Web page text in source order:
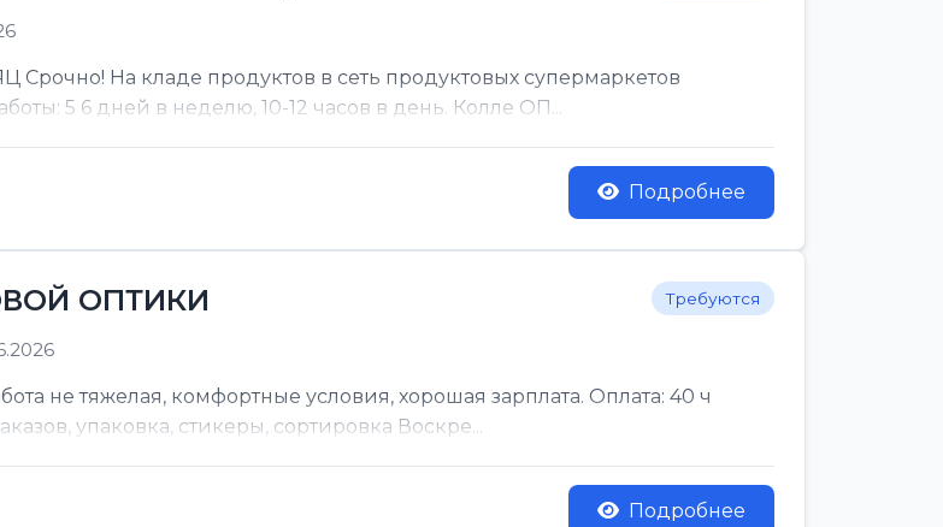
На кладе продуктов в сеть продуктовых супермаркетов
5 6 дней в неделю, 10-12 часов в день. Колле ОП...
Подробнее
ОПТИКИ Требуются
тяжелая, комфортные условия, хорошая зарплата. Оплата: 40 ч
упаковка, стикеры, сортировка Воскре...
Подробнее